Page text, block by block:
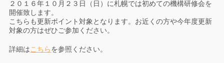
２０１６年１０月２３日（日）に札幌では初めての機構研修会を
開催致します。
こちらも更新ポイント対象となります。お近くの方や今年度更新
対象の方はぜひご参加ください。
詳細はこちら を参照ください。